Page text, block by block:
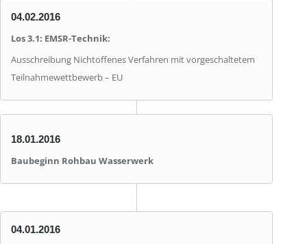
04.02.2016
Los 3.1: EMSR-Technik:
Ausschreibung Nichtoffenes Verfahren mit vorgeschaltetem
Teilnahmewettbewerb – EU
18.01.2016
Baubeginn Rohbau Wasserwerk
04.01.2016